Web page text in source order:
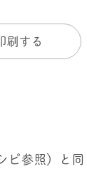
刷する
ピ参照）と